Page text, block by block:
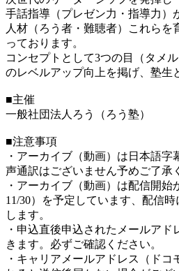
手話指導（プレゼン力・指導力）
人材（ろう者・難聴者）これらを
っております。
コンセプトとして3つの目（タメ
のレベルアップ向上を掲げ、塾生
■主催
一般社団法人ろう（ろう塾）
■注意事項
・アーカイブ（動画）は日本語
声通訳はございません予めご了承
・アーカイブ（動画）は配信開始
11/30）を予定しています、配信
します。
・申込直後申込されたメールア
きます。必ずご確認ください。
・キャリアメールアドレス（ドコ